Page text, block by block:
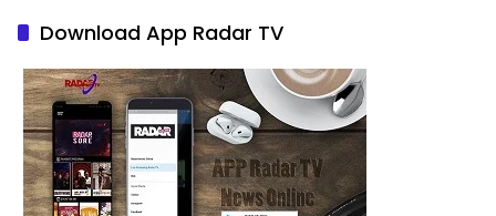
Download App Radar TV